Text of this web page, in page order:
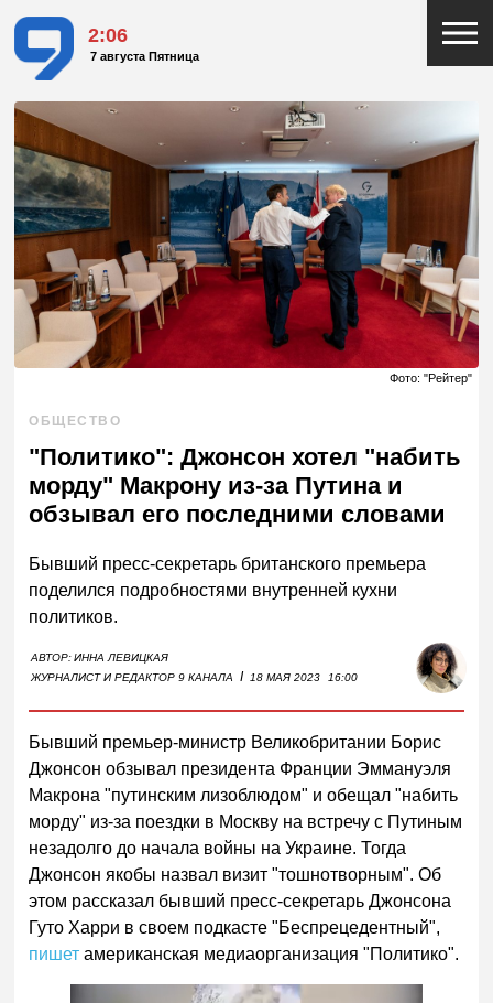
2:06
7 августа Пятница
Фото: "Рейтер"
ОБЩЕСТВО
"Политико": Джонсон хотел "набить
морду" Макрону из-за Путина и
обзывал его последними словами
Бывший пресс-секретарь британского премьера
поделился подробностями внутренней кухни
политиков.
АВТОР:ИННА ЛЕВИЦКАЯ
ЖУРНАЛИСТ И РЕДАКТОР 9 КАНАЛА
I 18 МАЯ 2023 16:00
Бывший премьер-министр Великобритании Борис
Джонсон обзывал президента Франции Эммануэля
Макрона "путинским лизоблюдом" и обещал "набить
морду" из-за поездки в Москву на встречу с Путиным
незадолго до начала войны на Украине. Тогда
Джонсон якобы назвал визит "тошнотворным". Об
этом рассказал бывший пресс-секретарь Джонсона
Гуто Харри в своем подкасте "Беспрецедентный",
пишет американская медиаорганизация "Политико".